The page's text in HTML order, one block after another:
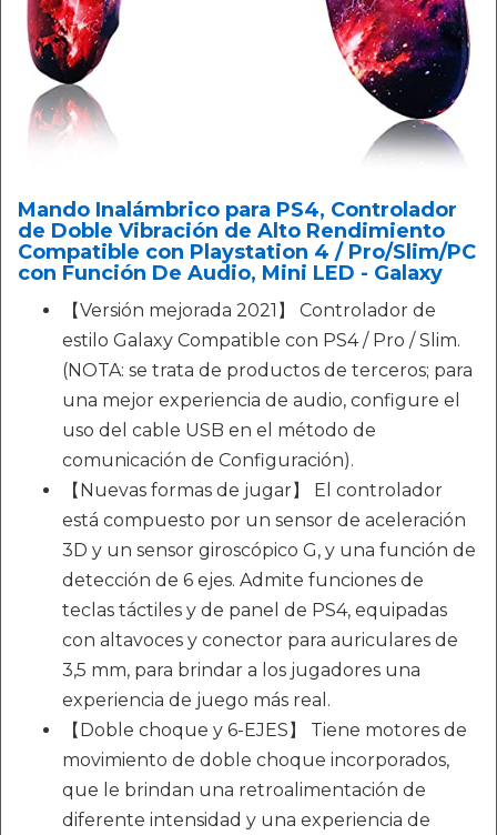
Mando Inalámbrico para PS4, Controlador
de Doble Vibración de Alto Rendimiento
Compatible con Playstation 4 / Pro/Slim/PC
con Función De Audio, Mini LED - Galaxy
【Versión mejorada 2021】 Controlador de
estilo Galaxy Compatible con PS4 / Pro / Slim.
(NOTA: se trata de productos de terceros; para
una mejor experiencia de audio, configure el
uso del cable USB en el método de
comunicación de Configuración).
【Nuevas formas de jugar】 El controlador
está compuesto por un sensor de aceleración
3D y un sensor giroscópico G, y una función de
detección de 6 ejes. Admite funciones de
teclas táctiles y de panel de PS4, equipadas
con altavoces y conector para auriculares de
3,5 mm, para brindar a los jugadores una
experiencia de juego más real.
【Doble choque y 6-EJES】 Tiene motores de
movimiento de doble choque incorporados,
que le brindan una retroalimentación de
diferente intensidad y una experiencia de